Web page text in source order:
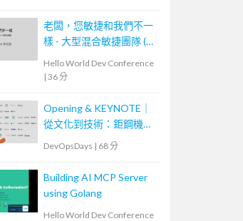
老闆，您敏捷和我們不一
樣 - 大型混合敏捷團隊 (
驗
Hello World Dev Conference
| 36 分
Opening & KEYNOTE｜
從文化到技術：鉅鋼機械
的敏捷實踐與數位轉型之
DevOpsDays | 68 分
Building AI MCP Server
using Golang
Hello World Dev Conference